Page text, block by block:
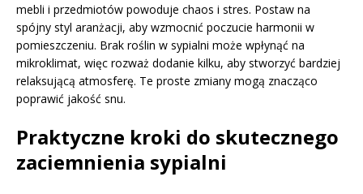
mebli i przedmiotów powoduje chaos i stres. Postaw na
spójny styl aranżacji, aby wzmocnić poczucie harmonii w
pomieszczeniu. Brak roślin w sypialni może wpłynąć na
mikroklimat, więc rozważ dodanie kilku, aby stworzyć bardziej
relaksującą atmosferę. Te proste zmiany mogą znacząco
poprawić jakość snu.
Praktyczne kroki do skutecznego
zaciemnienia sypialni